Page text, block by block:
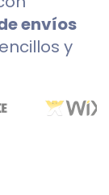
envíos
y